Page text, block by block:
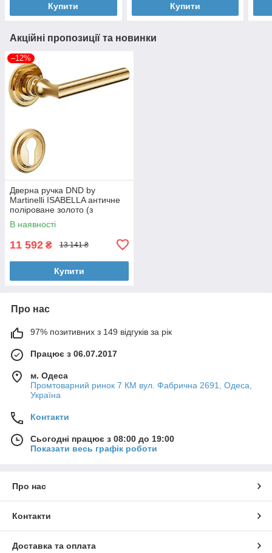
Купити Купити
Акційні пропозиції та новинки
–12%
Дверна ручка DND by
Martinelli ISABELLA античне
поліроване золото (з
накладкою під циліндр)
IS13Y-PVD-BG
В наявності
11 592 ₴ 13 141 ₴
Купити
Про нас
97% позитивних з 149 відгуків за рік
Працює з 06.07.2017
м. Одеса
Промтоварний ринок 7 КМ вул. Фабрична 2691, Одеса,
Україна
Контакти
Сьогодні працює з 08:00 до 19:00
Показати весь графік роботи
Про нас
Контакти
Доставка та оплата